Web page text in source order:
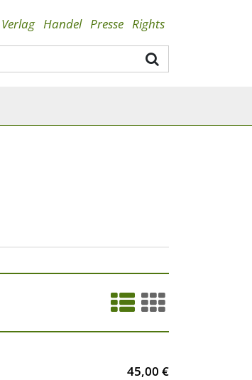
Verlag Handel Presse Rights
45,00 €